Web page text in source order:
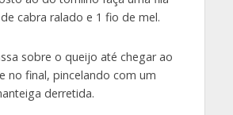
cabra ralado e 1 fio de mel.
sobre o queijo até chegar ao
no final, pincelando com um
derretida.